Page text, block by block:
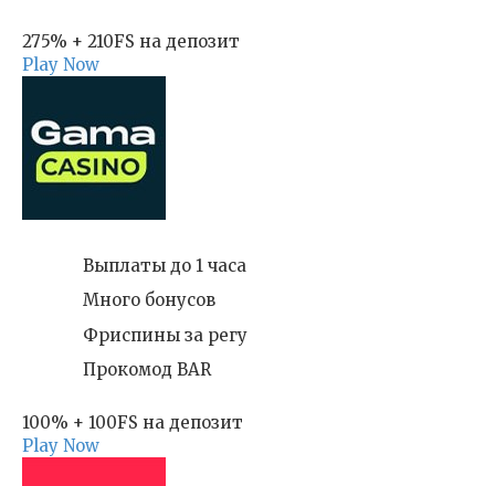
275% + 210FS на депозит
Play Now
Выплаты до 1 часа
Много бонусов
Фриспины за регу
Прокомод BAR
100% + 100FS на депозит
Play Now